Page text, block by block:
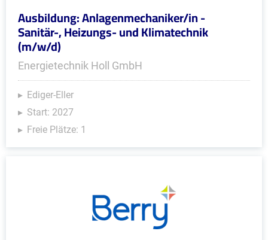
Ausbildung: Anlagenmechaniker/in -
Sanitär-, Heizungs- und Klimatechnik
(m/w/d)
Energietechnik Holl GmbH
Ediger-Eller
Start: 2027
Freie Plätze: 1